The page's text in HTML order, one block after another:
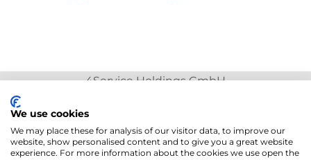
4Service Holdings GmbH
Tegetthoffstraße 7, 1010, Vienna, Austria
Contacts​:+442045771548
We use cookies
We may place these for analysis of our visitor data, to improve our
website, show personalised content and to give you a great website
experience. For more information about the cookies we use open the